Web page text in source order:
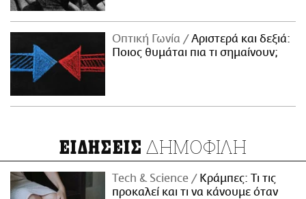
Οπτική Γωνία
Αριστερά και δεξιά:
Ποιος θυμάται πια τι σημαίνουν;
ΕΙΔΗΣΕΙΣ ΔΗΜΟΦΙΛΗ
Τech & Science
Κράμπες: Τι τις
προκαλεί και τι να κάνουμε όταν